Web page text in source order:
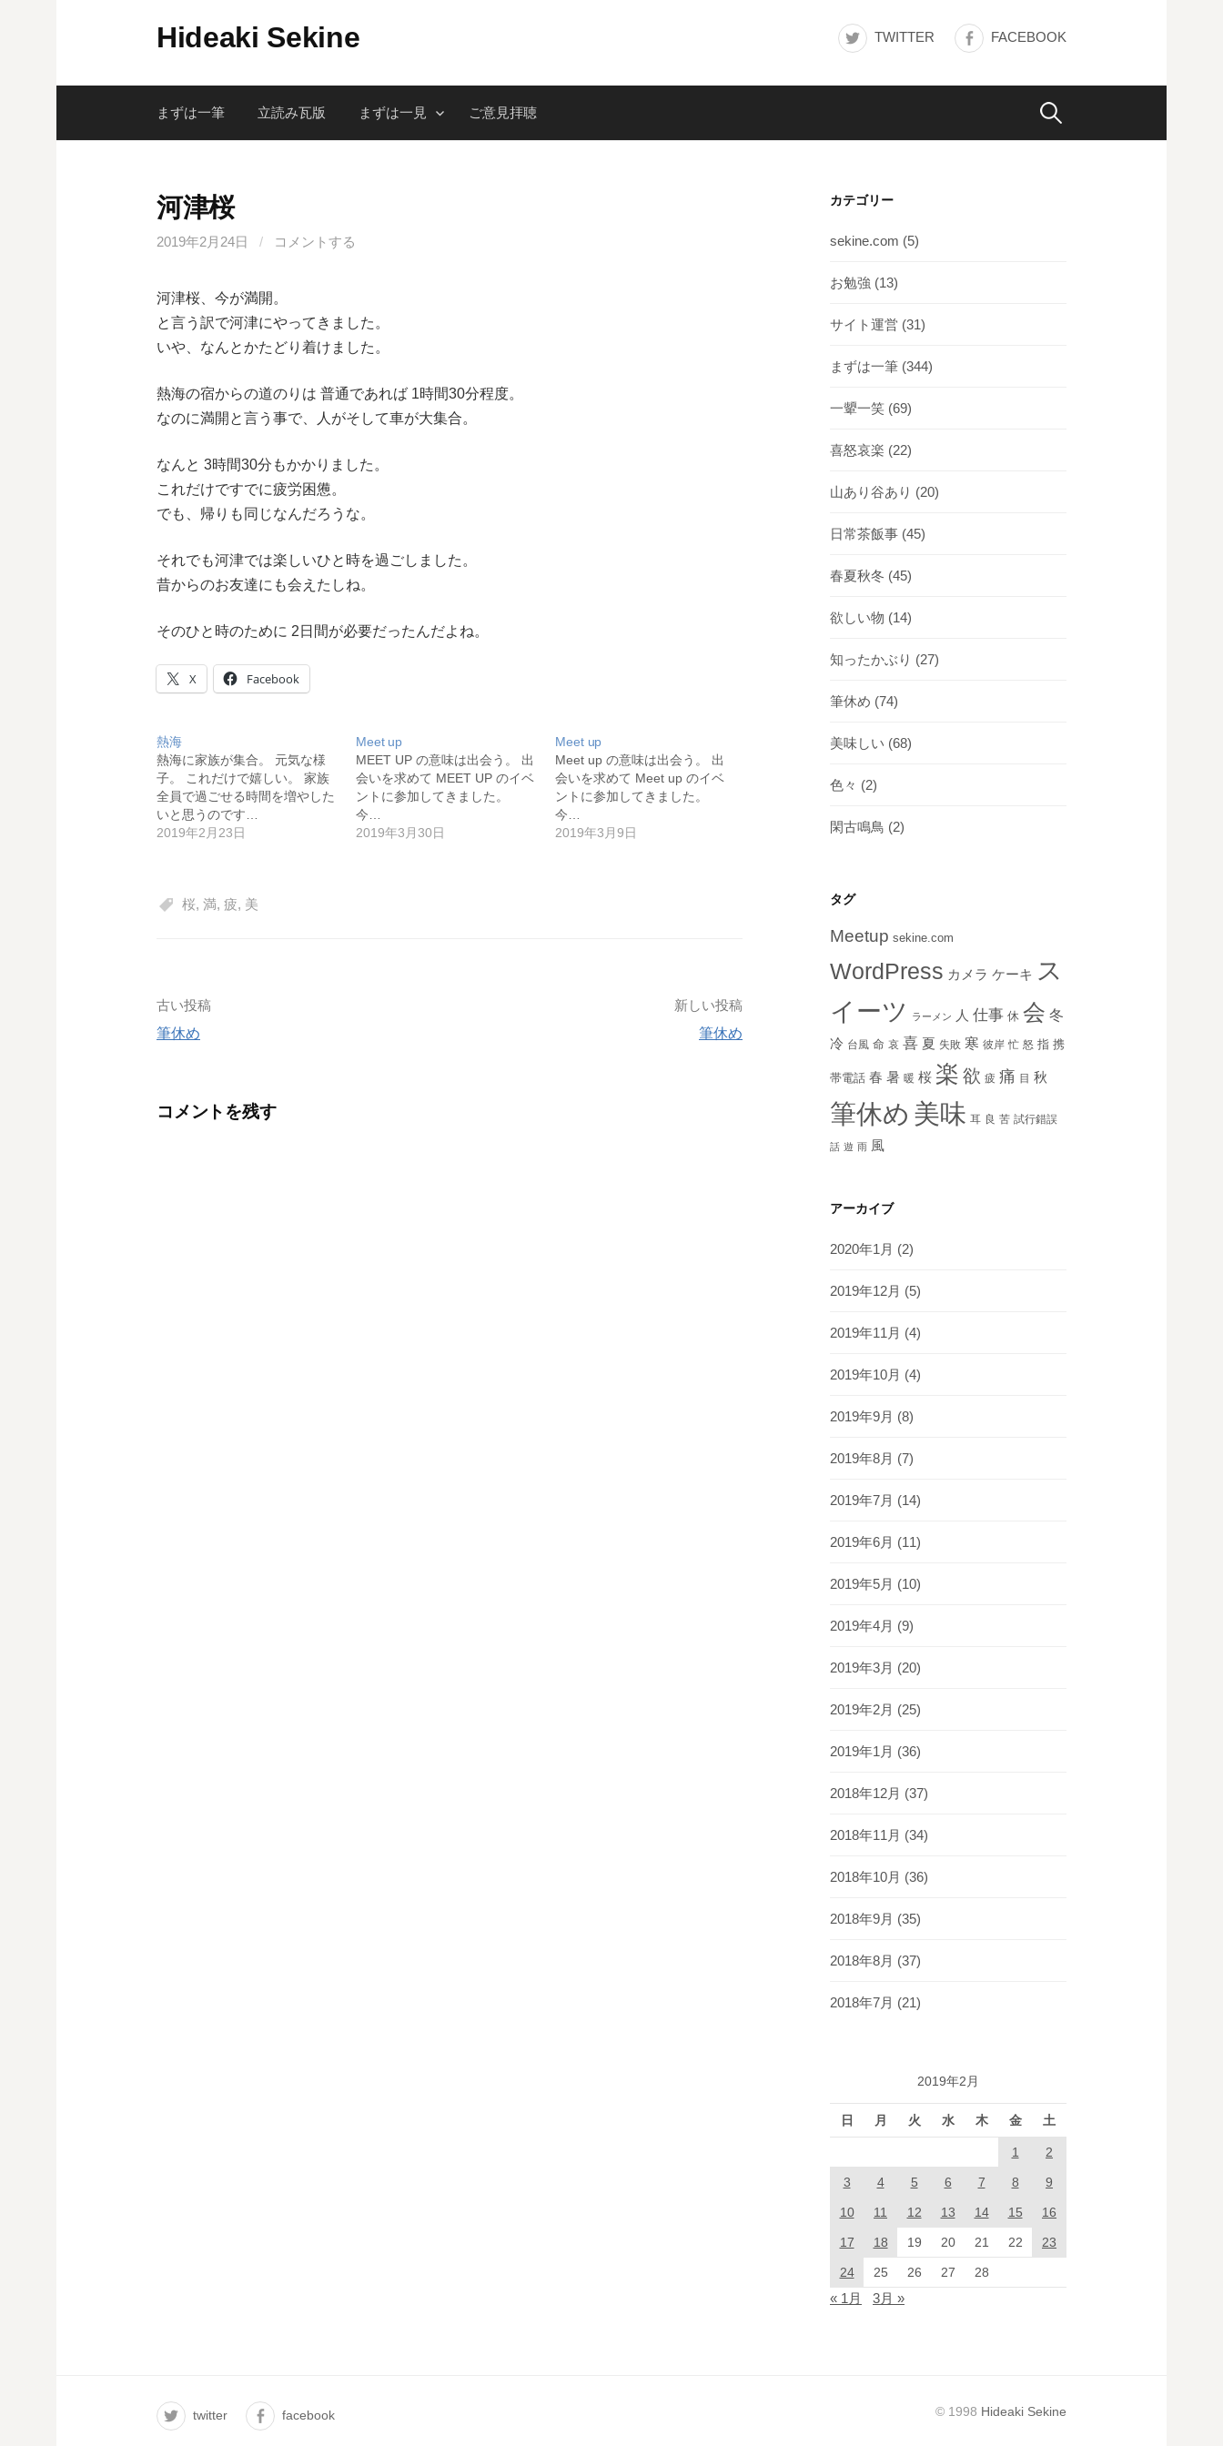
ン
Hideaki Sekine TWITTER FACEBOOK
まずは一筆 立読み瓦版 まずは一見 ご意見拝聴 検
河津桜
2019年2月24日 / コメントする
河津桜、今が満開。
と言う訳で河津にやってきました。
いや、なんとかたどり着けました。
熱海の宿からの道のりは 普通であれば 1時間30分程度。
なのに満開と言う事で、人がそして車が大集合。
なんと 3時間30分もかかりました。
これだけですでに疲労困憊。
でも、帰りも同じなんだろうな。
それでも河津では楽しいひと時を過ごしました。
昔からのお友達にも会えたしね。
そのひと時のために 2日間が必要だったんだよね。
X Facebook
熱海
熱海に家族が集合。 元気な様
子。 これだけで嬉しい。 家族
全員で過ごせる時間を増やした
いと思うのです…
2019年2月23日
Meet up
MEET UP の意味は出会う。 出
会いを求めて MEET UP のイベ
ントに参加してきました。
今…
2019年3月30日
Meet up
Meet up の意味は出会う。 出
会いを求めて Meet up のイベ
ントに参加してきました。
今…
2019年3月9日
桜, 満, 疲, 美
投
稿
ビ
古い投稿
筆休め
新しい投稿
筆休め
コメントを残す
カテゴリー
sekine.com (5)
お勉強 (13)
サイト運営 (31)
まずは一筆 (344)
一顰一笑 (69)
喜怒哀楽 (22)
山あり谷あり (20)
日常茶飯事 (45)
春夏秋冬 (45)
欲しい物 (14)
知ったかぶり (27)
筆休め (74)
美味しい (68)
色々 (2)
閑古鳴鳥 (2)
タグ
Meetup sekine.com
WordPress カメラ ケーキ ス
イーツ
ラーメン 人 仕事 休 会 冬
冷 台風 命 哀 喜 夏 失敗 寒 彼岸 忙 怒 指 携
帯電話 春 暑 暖 桜 楽 欲 疲 痛 目 秋
筆休め 美味 耳 良 苦 試行錯誤
話 遊 雨 風
アーカイブ
2020年1月 (2)
2019年12月 (5)
2019年11月 (4)
2019年10月 (4)
2019年9月 (8)
2019年8月 (7)
2019年7月 (14)
2019年6月 (11)
2019年5月 (10)
2019年4月 (9)
2019年3月 (20)
2019年2月 (25)
2019年1月 (36)
2018年12月 (37)
2018年11月 (34)
2018年10月 (36)
2018年9月 (35)
2018年8月 (37)
2018年7月 (21)
2019年2月
日 月 火 水 木 金 土
1 2
3 4 5 6 7 8 9
10 11 12 13 14 15 16
17 18 19 20 21 22 23
24 25 26 27 28
« 1月 3月 »
twitter facebook © 1998 Hideaki Sekine